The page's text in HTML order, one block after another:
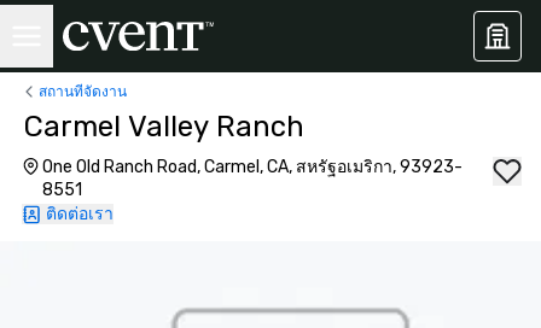
สถานที่จัดงาน
Carmel Valley Ranch
One Old Ranch Road, Carmel, CA, สหรัฐอเมริกา, 93923-
8551
ติดต่อเรา